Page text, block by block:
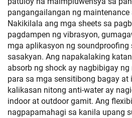
pangangailangan ng
Nakikilala ang mga sheets sa
pagdampen ng vibrasyon,
mga aplikasyon ng soundproofing
sasakyan. Ang napakalaking
absorb ng shock ay nagbibigay
para sa mga sensitibong bagay at
kalikasan nitong anti-water ay
indoor at outdoor gamit. Ang
nagpapamahagi sa kanila upang